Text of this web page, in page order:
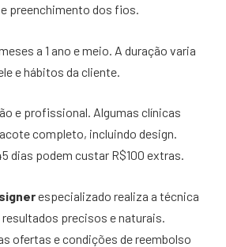
preenchimento dos fios.
a 1 ano e meio. A duração varia
e hábitos da cliente.
e profissional. Algumas clínicas
completo, incluindo design.
dias podem custar R$100 extras.
especializado realiza a técnica
precisos e naturais.
ofertas e condições de reembolso